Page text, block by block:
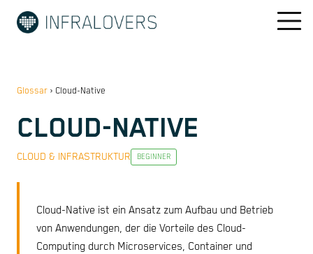
Glossar › Cloud-Native
CLOUD-NATIVE
CLOUD & INFRASTRUKTUR BEGINNER
Cloud-Native ist ein Ansatz zum Aufbau und Betrieb
von Anwendungen, der die Vorteile des Cloud-
Computing durch Microservices, Container und